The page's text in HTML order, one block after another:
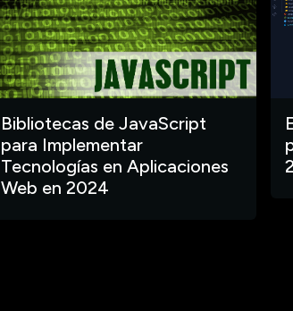
Bibliotecas de JavaScript
para Implementar
Tecnologías en Aplicaciones
Web en 2024